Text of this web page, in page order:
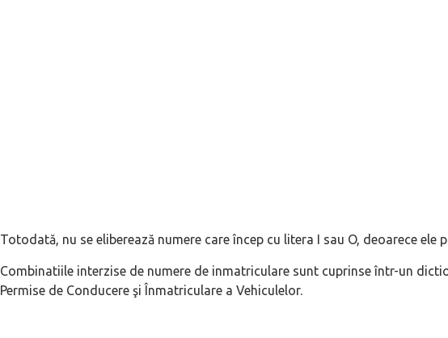
Totodată, nu se eliberează numere care încep cu litera I sau O, deoarece ele
Combinatiile interzise de numere de inmatriculare sunt cuprinse într-un
Permise de Conducere şi Înmatriculare a Vehiculelor.